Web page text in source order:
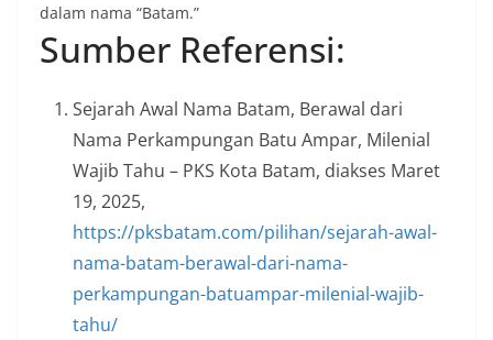
dalam nama “Batam.”
Sumber Referensi:
Sejarah Awal Nama Batam, Berawal dari
Nama Perkampungan Batu Ampar, Milenial
Wajib Tahu – PKS Kota Batam, diakses Maret
19, 2025,
https://pksbatam.com/pilihan/sejarah-awal-
nama-batam-berawal-dari-nama-
perkampungan-batuampar-milenial-wajib-
tahu/